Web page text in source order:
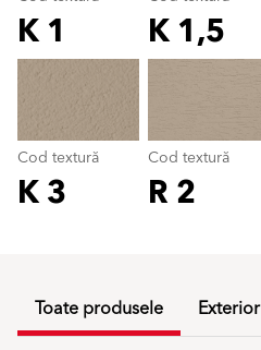
K 1 K 1,5
Cod textură
K 3
Cod textură
R 2
Cod textură
color_name
Toate produsele Exterior